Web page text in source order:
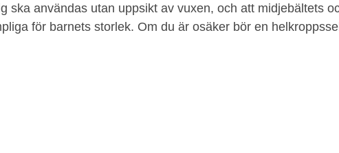
ska användas utan uppsikt av vuxen, och att midjebältets
för barnets storlek. Om du är osäker bör en